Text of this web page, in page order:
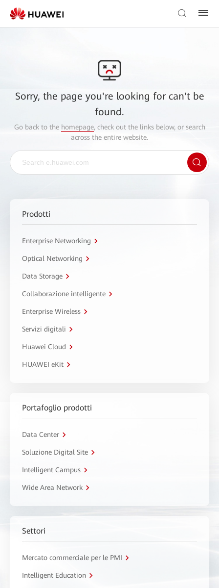
Sorry, the page you're looking for can't be
found.
Go back to the homepage, check out the links below, or search
across the entire website.
Prodotti
Enterprise Networking
Optical Networking
Data Storage
Collaborazione intelligente
Enterprise Wireless
Servizi digitali
Huawei Cloud
HUAWEI eKit
Portafoglio prodotti
Data Center
Soluzione Digital Site
Intelligent Campus
Wide Area Network
Settori
Mercato commerciale per le PMI
Intelligent Education